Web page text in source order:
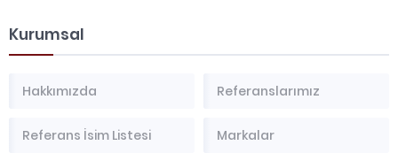
Kurumsal
Hakkımızda Referanslarımız
Referans İsim Listesi Markalar